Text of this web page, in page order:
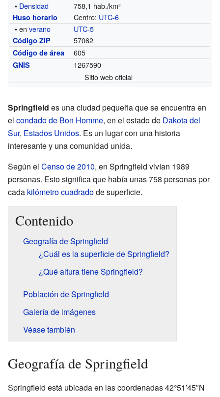
• Densidad 758,1 hab./km²
Huso horario Centro: UTC-6
• enverano UTC-5
Código ZIP 57062
Código de área 605
GNIS
1267590
Sitio web oficial
Springfield es una ciudad pequeña que se encuentra en
el condado de Bon Homme, en el estado de Dakota del
Sur, Estados Unidos. Es un lugar con una historia
interesante y una comunidad unida.
Según el Censo de 2010, en Springfield vivían 1989
personas. Esto significa que había unas 758 personas por
cada kilómetro cuadradode superficie.
Contenido
Geografía de Springfield
¿Cuál es la superficie de Springfield?
¿Qué altura tiene Springfield?
Población de Springfield
Galería de imágenes
Véase también
Geografía de Springfield
Springfield está ubicada en las coordenadas42°51′45″N